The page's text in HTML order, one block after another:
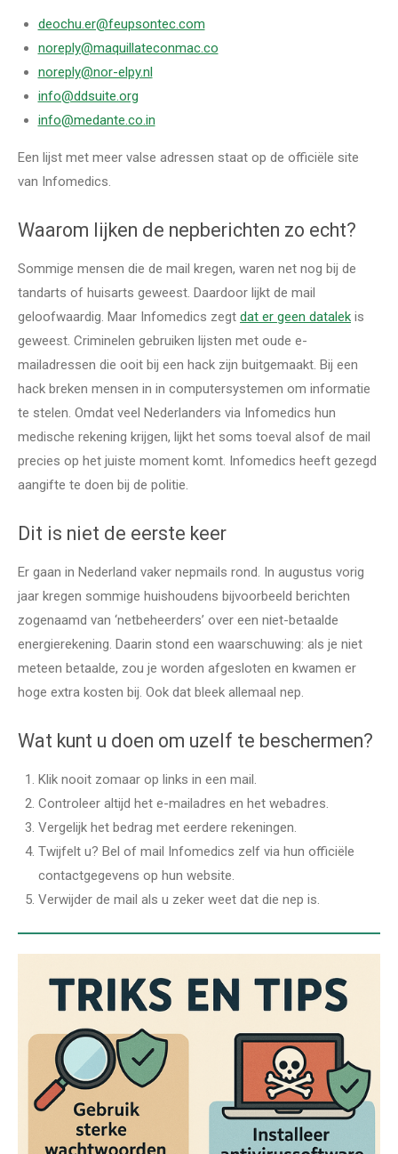
deochu.er@feupsontec.com
noreply@maquillateconmac.co
noreply@nor-elpy.nl
info@ddsuite.org
info@medante.co.in
Een lijst met meer valse adressen staat op de officiële site
van Infomedics.
Waarom lijken de nepberichten zo echt?
Sommige mensen die de mail kregen, waren net nog bij de
tandarts of huisarts geweest. Daardoor lijkt de mail
geloofwaardig. Maar Infomedics zegt dat er geen datalek is
geweest. Criminelen gebruiken lijsten met oude e-
mailadressen die ooit bij een hack zijn buitgemaakt. Bij een
hack breken mensen in in computersystemen om informatie
te stelen. Omdat veel Nederlanders via Infomedics hun
medische rekening krijgen, lijkt het soms toeval alsof de mail
precies op het juiste moment komt. Infomedics heeft gezegd
aangifte te doen bij de politie.
Dit is niet de eerste keer
Er gaan in Nederland vaker nepmails rond. In augustus vorig
jaar kregen sommige huishoudens bijvoorbeeld berichten
zogenaamd van ‘netbeheerders’ over een niet-betaalde
energierekening. Daarin stond een waarschuwing: als je niet
meteen betaalde, zou je worden afgesloten en kwamen er
hoge extra kosten bij. Ook dat bleek allemaal nep.
Wat kunt u doen om uzelf te beschermen?
Klik nooit zomaar op links in een mail.
Controleer altijd het e-mailadres en het webadres.
Vergelijk het bedrag met eerdere rekeningen.
Twijfelt u? Bel of mail Infomedics zelf via hun officiële
contactgegevens op hun website.
Verwijder de mail als u zeker weet dat die nep is.